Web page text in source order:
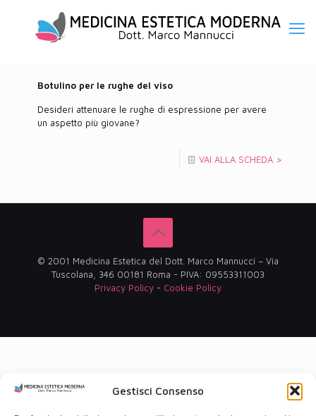
Gestisci Consenso
Botulino per le rughe del viso
Desideri attenuare le rughe di espressione per avere
un aspetto più giovane?
VAI ALLA SCHEDA >
© 2001 Medicina Estetica del Dott. Marco Mannucci – Via
Tuscolana, 346 00181 Roma - PIVA: 09553311003
Privacy Policy - Cookie Policy